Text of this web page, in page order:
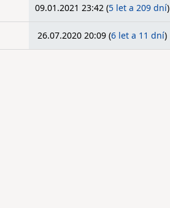
09.01.2021 23:42 (5 let a 209 dní)
26.07.2020 20:09 (6 let a 11 dní)